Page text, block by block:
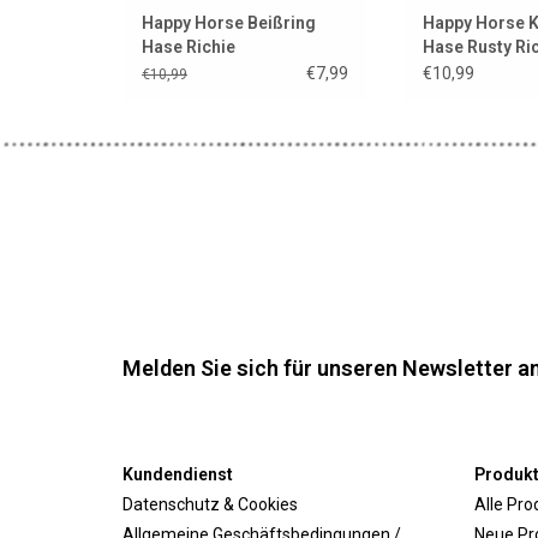
Happy Horse Beißring
Hase Richie
€10,99 €7,99
Happy Horse
Hase Rusty
€10,99
Melden Sie sich für unseren Newsletter
Kundendienst
Datenschutz & Cookies
Alle